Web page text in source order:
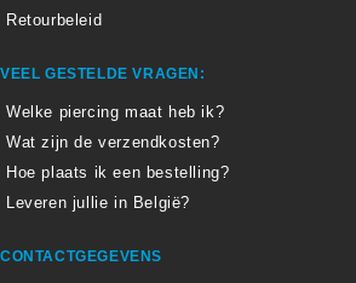
Retourbeleid
VEEL GESTELDE VRAGEN:
Welke piercing maat heb ik?
Wat zijn de verzendkosten?
Hoe plaats ik een bestelling?
Leveren jullie in België?
CONTACTGEGEVENS